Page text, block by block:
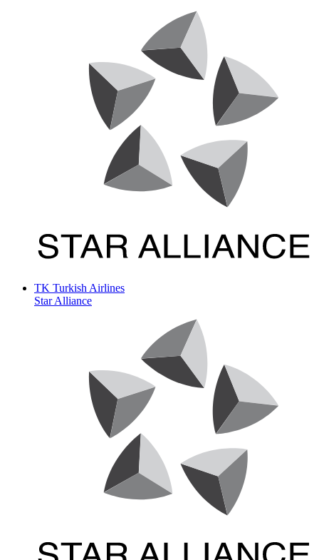
TK Turkish Airlines
Star Alliance